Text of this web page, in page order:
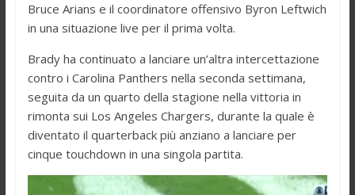
Bruce Arians e il coordinatore offensivo Byron Leftwich
in una situazione live per il prima volta.
Brady ha continuato a lanciare un’altra intercettazione
contro i Carolina Panthers nella seconda settimana,
seguita da un quarto della stagione nella vittoria in
rimonta sui Los Angeles Chargers, durante la quale è
diventato il quarterback più anziano a lanciare per
cinque touchdown in una singola partita.